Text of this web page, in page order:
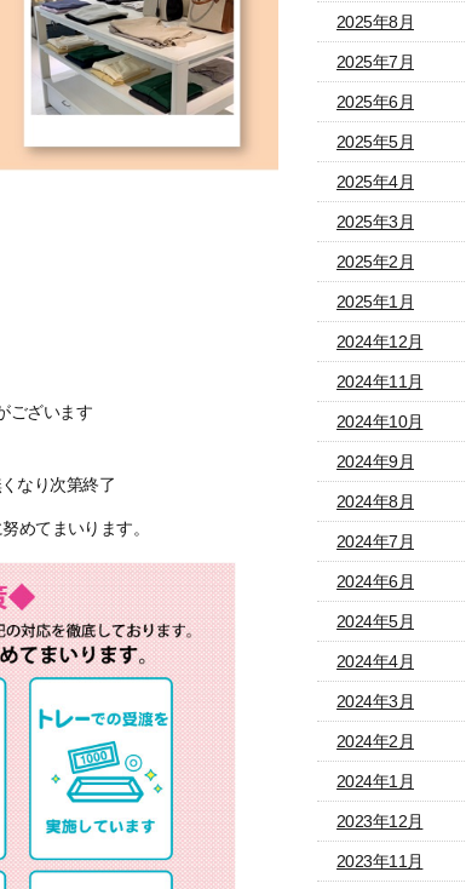
ございます
なり次第終了
めてまいります。
2025年8月
2025年7月
2025年6月
2025年5月
2025年4月
2025年3月
2025年2月
2025年1月
2024年12月
2024年11月
2024年10月
2024年9月
2024年8月
2024年7月
2024年6月
2024年5月
2024年4月
2024年3月
2024年2月
2024年1月
2023年12月
2023年11月